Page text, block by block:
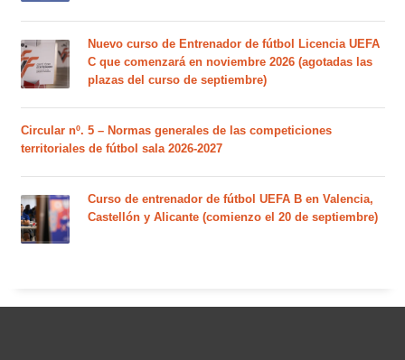
Nuevo curso de Entrenador de fútbol Licencia UEFA
C que comenzará en noviembre 2026 (agotadas las
plazas del curso de septiembre)
Circular nº. 5 – Normas generales de las competiciones
territoriales de fútbol sala 2026-2027
Curso de entrenador de fútbol UEFA B en Valencia,
Castellón y Alicante (comienzo el 20 de septiembre)